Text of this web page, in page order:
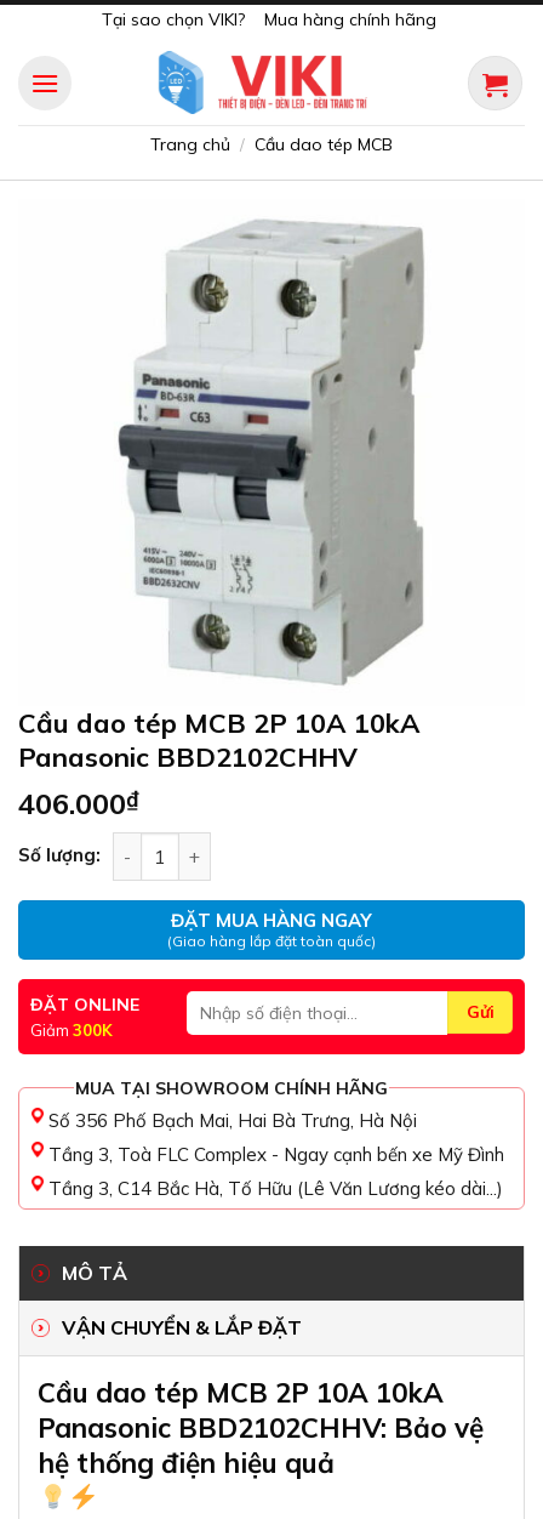
content
Tại sao chọn VIKI? Mua hàng chính hãng
Trang chủ / Cầu dao tép MCB
Cầu dao tép MCB 2P 10A 10kA
Panasonic BBD2102CHHV
406.000₫
Số lượng:
ĐẶT MUA HÀNG NGAY
(Giao hàng lắp đặt toàn quốc)
ĐẶT ONLINE
Giảm 300K
MUA TẠI SHOWROOM CHÍNH HÃNG
Số 356 Phố Bạch Mai, Hai Bà Trưng, Hà Nội
Tầng 3, Toà FLC Complex - Ngay cạnh bến xe Mỹ Đình
Tầng 3, C14 Bắc Hà, Tố Hữu (Lê Văn Lương kéo dài...)
MÔ TẢ
VẬN CHUYỂN & LẮP ĐẶT
Cầu dao tép MCB 2P 10A 10kA
Panasonic BBD2102CHHV: Bảo vệ
hệ thống điện hiệu quả